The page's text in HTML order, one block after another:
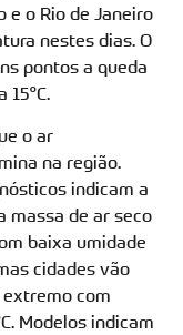
e o Rio de Janeiro
nestes dias. O
pontos a queda
o ar
na região.
indicam a
massa de ar seco
baixa umidade
cidades vão
extremo com
Modelos indicam